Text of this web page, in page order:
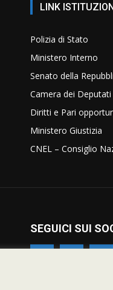
LINK
Polizia di Stato
Ministero Interno
Senato della
Camera dei Deputati
Diritti e Pari
Ministero Giustizia
CNEL – Consiglio
SEGUICI SUI